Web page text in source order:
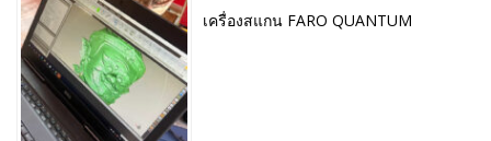
เครื่องสแกน FARO QUANTUM